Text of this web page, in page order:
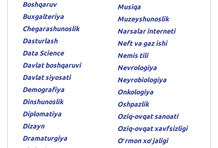
Boshqaruv
Buxgalteriya
Chegarashunoslik
Dasturlash
Data Science
Davlat boshqaruvi
Davlat siyosati
Demografiya
Dinshunoslik
Diplomatiya
Dizayn
Dramaturgiya
Musiqa
Muzeyshunoslik
Narsalar interneti
Neft va gaz ishi
Nemis tili
Nevrologiya
Neyrobiologiya
Onkologiya
Oshpazlik
Oziq-ovqat sanoati
Oziq-ovqat xavfsizligi
Oʻrmon xoʻjaligi